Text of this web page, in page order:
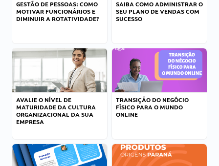
GESTÃO DE PESSOAS: COMO
MOTIVAR FUNCIONÁRIOS E
DIMINUIR A ROTATIVIDADE?
SAIBA COMO ADMINISTRAR O
SEU PLANO DE VENDAS COM
SUCESSO
AVALIE O NÍVEL DE
MATURIDADE DA CULTURA
ORGANIZACIONAL DA SUA
EMPRESA
TRANSIÇÃO DO NEGÓCIO
FÍSICO PARA O MUNDO
ONLINE